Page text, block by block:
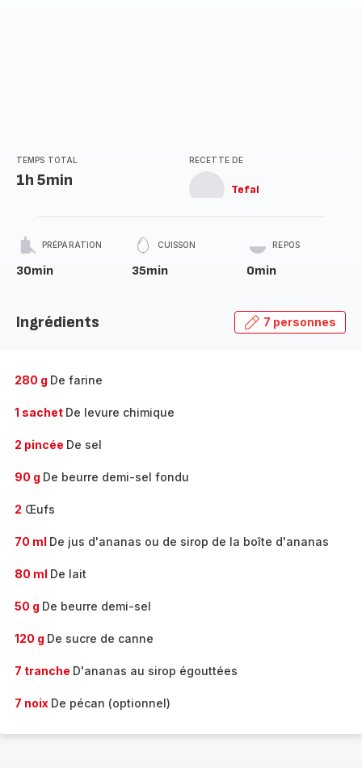
TEMPS TOTAL
1h 5min
RECETTE DE
Tefal
PRÉPARATION
30min
CUISSON
35min
REPOS
0min
Ingrédients 7 personnes
280 g De farine
1 sachet De levure chimique
2 pincée De sel
90 g De beurre demi-sel fondu
2 Œufs
70 ml De jus d'ananas ou de sirop de la boîte d'ananas
80 ml De lait
50 g De beurre demi-sel
120 g De sucre de canne
7 tranche D'ananas au sirop égouttées
7 noix De pécan (optionnel)